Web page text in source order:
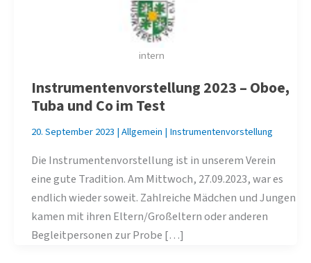
intern
Instrumentenvorstellung 2023 – Oboe,
Tuba und Co im Test
20. September 2023 |Allgemein | Instrumentenvorstellung
Die Instrumentenvorstellung ist in unserem Verein
eine gute Tradition. Am Mittwoch, 27.09.2023, war es
endlich wieder soweit. Zahlreiche Mädchen und Jungen
kamen mit ihren Eltern/Großeltern oder anderen
Begleitpersonen zur Probe […]